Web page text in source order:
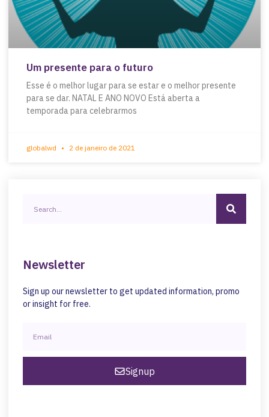
Um presente para o futuro
Esse é o melhor lugar para se estar e o melhor presente
para se dar. NATAL E ANO NOVO Está aberta a
temporada para celebrarmos
globalwd 2 de janeiro de 2021
Newsletter
Sign up our newsletter to get updated information, promo
or insight for free.
Signup